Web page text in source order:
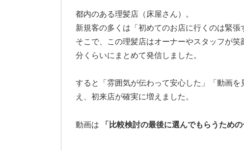
都内のある理髪店（床屋さん）。
新規客の多くは「初めてのお店に行くのは緊張
そこで、この理髪店はオーナーやスタッフが
分くらいにまとめて発信しました。
すると「雰囲気が伝わって安心した」「動画
え、初来店が確実に増えました。
動画は 「比較検討の最後に選んでもらうための